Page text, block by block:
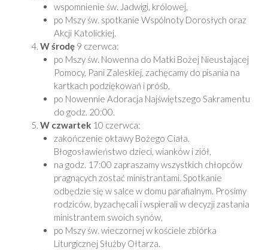
wspomnienie św. Jadwigi, królowej,
po Mszy św. spotkanie Wspólnoty Dorosłych oraz
Akcji Katolickiej.
W środę 9 czerwca:
po Mszy św. Nowenna do Matki Bożej Nieustającej
Pomocy, Pani Zaleskiej, zachęcamy do pisania na
kartkach podziękowań i próśb,
po Nowennie Adoracja Najświętszego Sakramentu
do godz. 20:00.
W czwartek 10 czerwca:
zakończenie oktawy Bożego Ciała.
Błogosławieństwo dzieci, wianków i ziół,
na godz. 17:00 zapraszamy wszystkich chłopców
pragnących zostać ministrantami. Spotkanie
odbędzie się w salce w domu parafialnym. Prosimy
rodziców, byzachęcali i wspierali w decyzji zastania
ministrantem swoich synów,
po Mszy św. wieczornej w kościele zbiórka
Liturgicznej Służby Ołtarza.